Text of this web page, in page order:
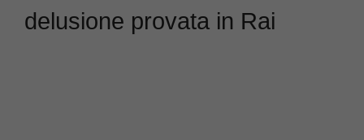
delusione provata in Rai